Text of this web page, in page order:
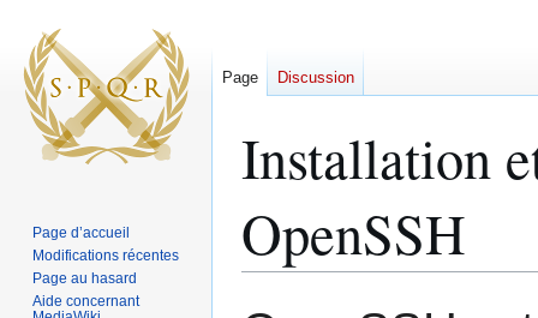
Installation
OpenSSH
Page Discussion
Page d’accueil
Modifications récentes
Page au hasard
Aide concernant